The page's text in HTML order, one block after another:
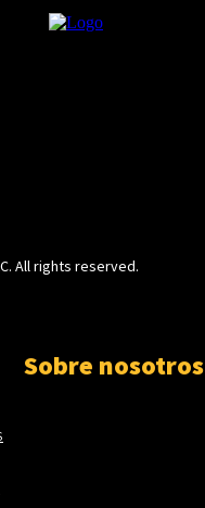
All rights reserved.
Sobre nosotros